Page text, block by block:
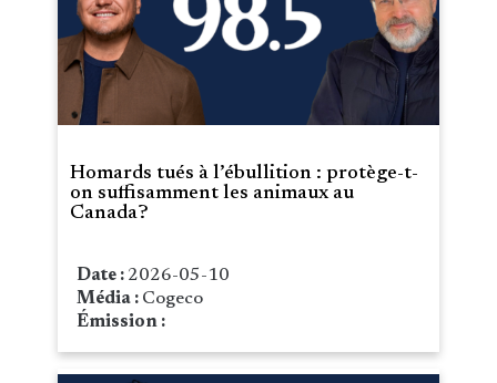
Homards tués à l’ébullition : protège-t-
on suffisamment les animaux au
Canada?
Date : 2026-05-10
Média : Cogeco
Émission :